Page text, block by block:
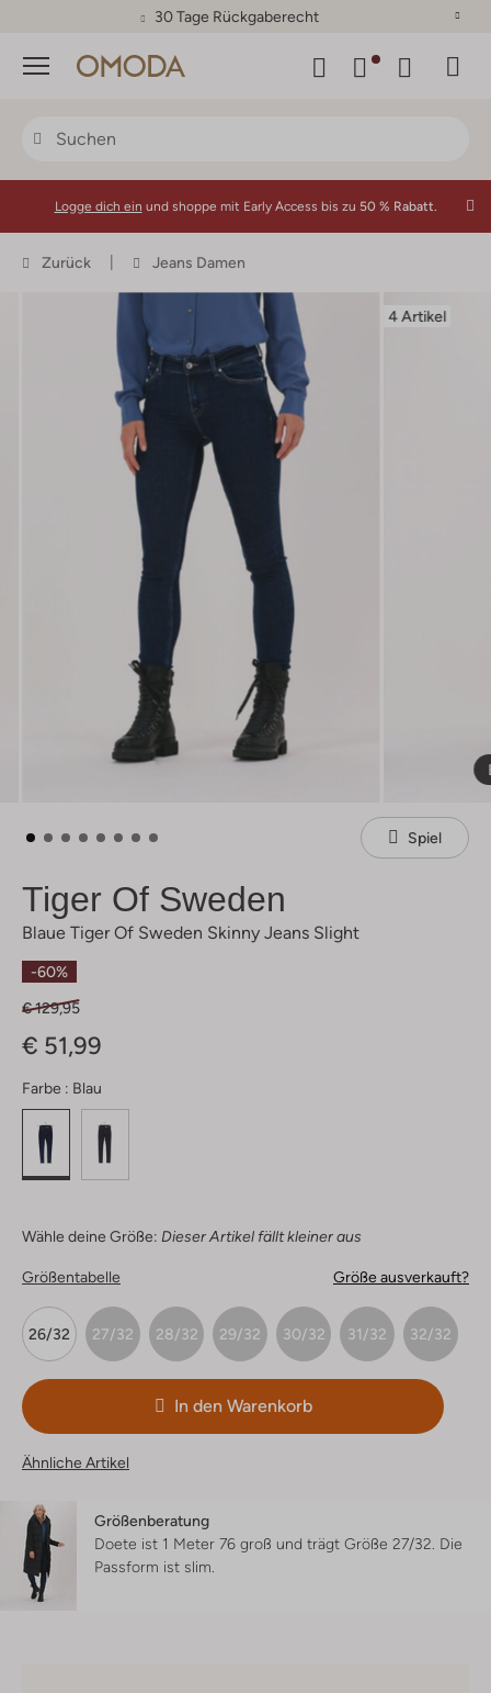
30 Tage Rückgaberecht
Menü
Logge dich ein und shoppe mit Early Access bis zu 50 % Rabatt.
Zurück Jeans Damen
4 Artikel
Spiel
Tiger Of Sweden
Blaue Tiger Of Sweden Skinny Jeans Slight
-60%
€ 129,95
€ 51,99
Farbe : Blau
Wähle deine Größe: Dieser Artikel fällt kleiner aus
Größentabelle Größe ausverkauft?
26/32 27/32 28/32 29/32 30/32 31/32 32/32
In den Warenkorb
Ähnliche Artikel
Größenberatung
Doete ist 1 Meter 76 groß und trägt Größe 27/32. Die
Passform ist slim